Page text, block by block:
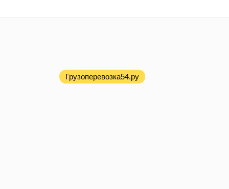
Грузоперевозка54.ру